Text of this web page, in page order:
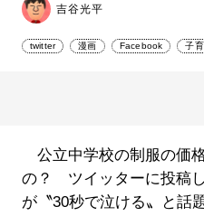
吉谷光平
twitter 漫画 Facebook 子
公立中学校の制服の価
の？ ツイッターに投稿し
が〝30秒で泣ける〟と話